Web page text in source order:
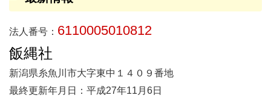
法人番号： 6110005010812
飯縄社
新潟県糸魚川市大字東中１４０９番地
最終更新年月日：平成27年11月6日